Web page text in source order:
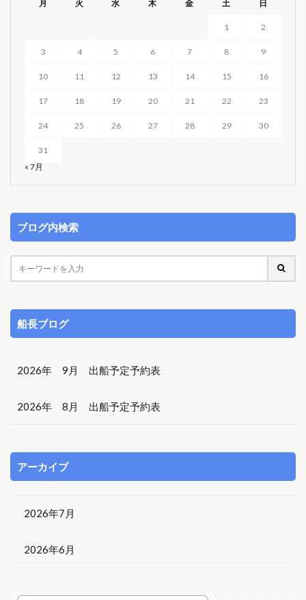
月 火 水 木 金 土 日
1 2
3 4 5 6 7 8 9
10 11 12 13 14 15 16
17 18 19 20 21 22 23
24 25 26 27 28 29 30
31
« 7月
ブログ内検索
船長ブログ
2026年 9月 出船予定予約表
2026年 8月 出船予定予約表
アーカイブ
2026年7月
2026年6月